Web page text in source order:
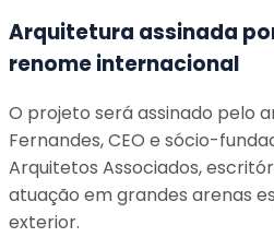
Arquitetura assinada
renome internacional
O projeto será assinado pelo
Fernandes, CEO e sócio-
Arquitetos Associados,
atuação em grandes arenas
exterior.